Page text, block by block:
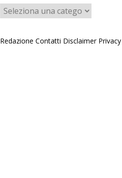
Categorie
Redazione Contatti Disclaimer Privacy